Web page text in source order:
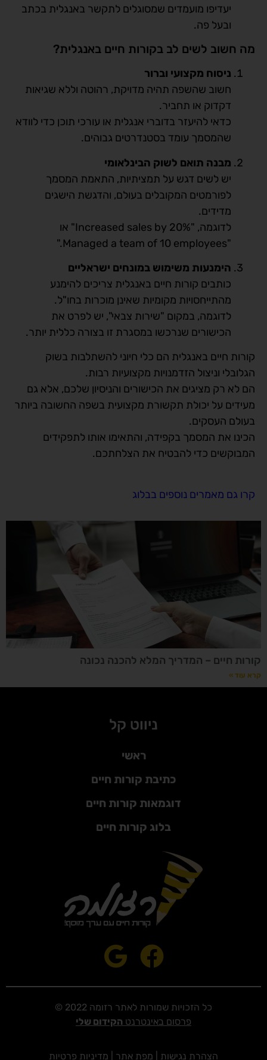
יעדיפו מועמדים שמסוגלים לתקשר באנגלית בכתב
ובעל פה.
מה חשוב לשים לב בקורות חיים באנגלית?
ניסוח מקצועי וברור
חשוב שהשפה תהיה מדויקת, רהוטה וללא שגיאות
דקדוק או תחביר.
כדאי להיעזר בדוברי אנגלית או עורכי תוכן כדי לוודא
שהמסמך עומד בסטנדרטים גבוהים.
מבנה תואם לשוק הבינלאומי
יש לשים דגש על תמציתיות, התאמת המסמך
לפורמטים המקובלים בעולם, והדגשת הישגים
מדידים.
לדוגמה, "Increased sales by 20%" או
"Managed a team of 10 employees."
הימנעות משימוש במונחים ישראליים
כותבים קורות חיים באנגלית צריכים להימנע
מהתייחסויות מקומיות שאינן מוכרות בחו"ל.
לדוגמה, במקום "שירות צבאי", יש לפרט את
הכישורים שנרכשו במסגרת זו בצורה כללית יותר.
קורות חיים באנגלית הם כלי חיוני להשתלבות בשוק
הגלובלי וניצול הזדמנויות מקצועיות רבות.
הם לא רק מציגים את הכישורים והניסיון שלכם, אלא גם
מעידים על יכולת תקשורת מקצועית בשפה החשובה ביותר
בעולם העסקים.
הכינו את המסמך בקפידה, והתאימו אותו לתפקידים
המבוקשים כדי להבטיח את הצלחתכם.
קרו גם מאמרים נוספים בבלוג
קורות חיים – המדריך המלא להכנה נכונה
קרא עוד »
ניווט קל
ראשי
כתיבת קורות חיים
דוגמאות קורות חיים
בלוג קורות חיים
כל הזכויות שמורות לאתר רזומה 2022 ©
פרסום באינטרנט הקידום שלי
הצהרת נגישות מפת אתר מדיניות פרטיות